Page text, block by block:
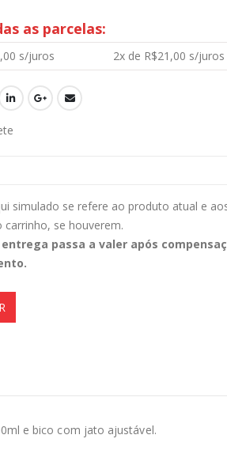
as parcelas:
s/juros 2x de R$21,00 s/juros
simulado se refere ao produto atual e
se houverem.
entrega passa a valer após
e bico com jato ajustável.
Aromatizante Tênis Areon Fresh Wave New Car / Carro Novo
Ceramic Spray Coating Sonax 750ml